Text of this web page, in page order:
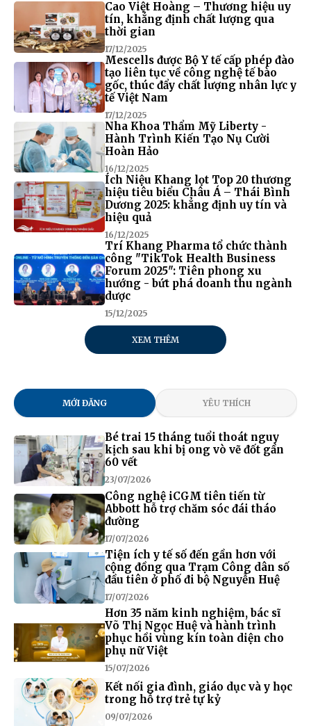
Cao Việt Hoàng – Thương hiệu uy
tín, khẳng định chất lượng qua
thời gian
17/12/2025
Mescells được Bộ Y tế cấp phép đào
tạo liên tục về công nghệ tế bào
gốc, thúc đẩy chất lượng nhân lực y
tế Việt Nam
17/12/2025
Nha Khoa Thẩm Mỹ Liberty -
Hành Trình Kiến Tạo Nụ Cười
Hoàn Hảo
16/12/2025
Ích Niệu Khang lọt Top 20 thương
hiệu tiêu biểu Châu Á – Thái Bình
Dương 2025: khẳng định uy tín và
hiệu quả
16/12/2025
Trí Khang Pharma tổ chức thành
công "TikTok Health Business
Forum 2025": Tiên phong xu
hướng - bứt phá doanh thu ngành
dược
15/12/2025
XEM THÊM
MỚI ĐĂNG YÊU THÍCH
Bé trai 15 tháng tuổi thoát nguy
kịch sau khi bị ong vò vẽ đốt gần
60 vết
23/07/2026
Công nghệ iCGM tiên tiến từ
Abbott hỗ trợ chăm sóc đái tháo
đường
17/07/2026
Tiện ích y tế số đến gần hơn với
cộng đồng qua Trạm Công dân số
đầu tiên ở phố đi bộ Nguyễn Huệ
17/07/2026
Hơn 35 năm kinh nghiệm, bác sĩ
Võ Thị Ngọc Huệ và hành trình
phục hồi vùng kín toàn diện cho
phụ nữ Việt
15/07/2026
Kết nối gia đình, giáo dục và y học
trong hỗ trợ trẻ tự kỷ
09/07/2026